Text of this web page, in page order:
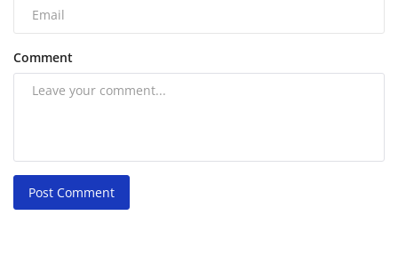
Comment
Post Comment